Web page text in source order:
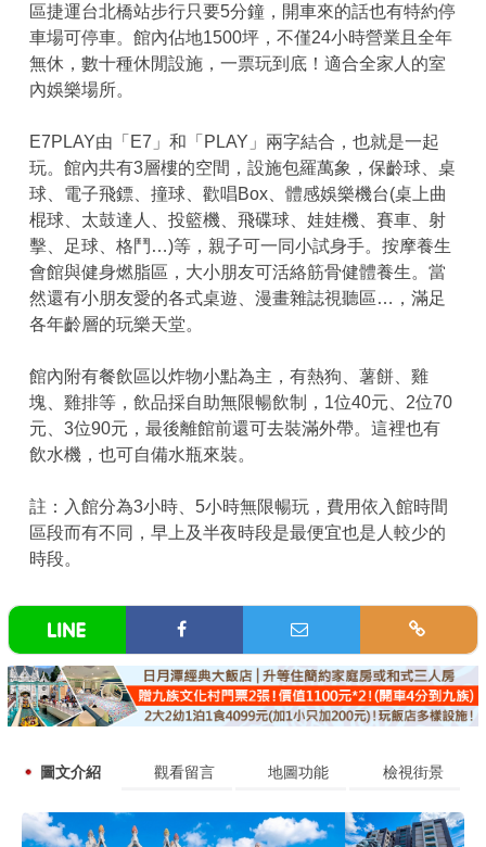
區捷運台北橋站步行只要5分鐘，開車來的話也有特約停
車場可停車。館內佔地1500坪，不僅24小時營業且全年
無休，數十種休閒設施，一票玩到底！適合全家人的室
內娛樂場所。
E7PLAY由「E7」和「PLAY」兩字結合，也就是一起
玩。館內共有3層樓的空間，設施包羅萬象，保齡球、桌
球、電子飛鏢、撞球、歡唱Box、體感娛樂機台(桌上曲
棍球、太鼓達人、投籃機、飛碟球、娃娃機、賽車、射
擊、足球、格鬥…)等，親子可一同小試身手。按摩養生
會館與健身燃脂區，大小朋友可活絡筋骨健體養生。當
然還有小朋友愛的各式桌遊、漫畫雜誌視聽區…，滿足
各年齡層的玩樂天堂。
館內附有餐飲區以炸物小點為主，有熱狗、薯餅、雞
塊、雞排等，飲品採自助無限暢飲制，1位40元、2位70
元、3位90元，最後離館前還可去裝滿外帶。這裡也有
飲水機，也可自備水瓶來裝。
註：入館分為3小時、5小時無限暢玩，費用依入館時間
區段而有不同，早上及半夜時段是最便宜也是人較少的
時段。
圖文介紹 觀看留言 地圖功能 檢視街景